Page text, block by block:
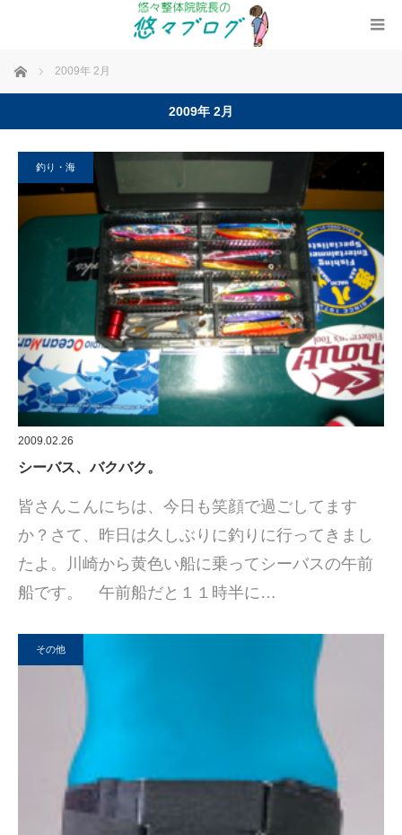
ホーム 2009年 2月
2009年 2月
釣り・海
2009.02.26
シーバス、バクバク。
皆さんこんにちは、今日も笑顔で過ごしてます
か？さて、昨日は久しぶりに釣りに行ってきまし
たよ。川崎から黄色い船に乗ってシーバスの午前
船です。 午前船だと１１時半に…
その他